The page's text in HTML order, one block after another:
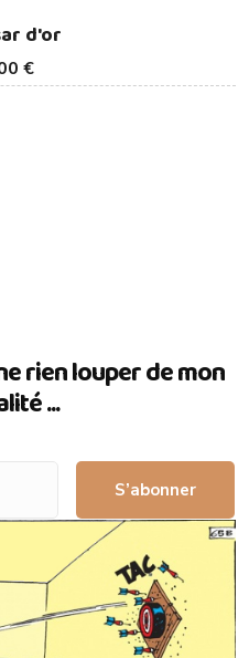
€
d'or
rien louper de mon
...
S’abonner